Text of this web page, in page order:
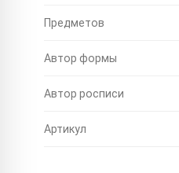
Предметов
Автор формы
Автор росписи
Артикул